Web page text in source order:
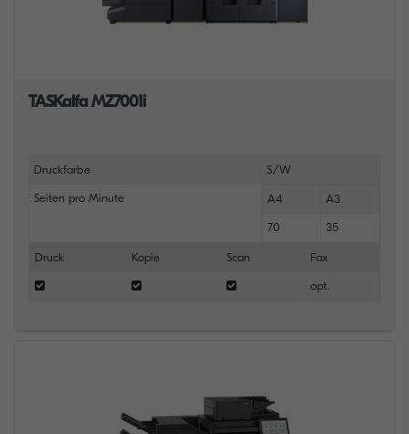
TASKalfa MZ7001i
Druckfarbe S/W
Seiten pro Minute A4 A3
70 35
Druck Kopie Scan Fax
opt.